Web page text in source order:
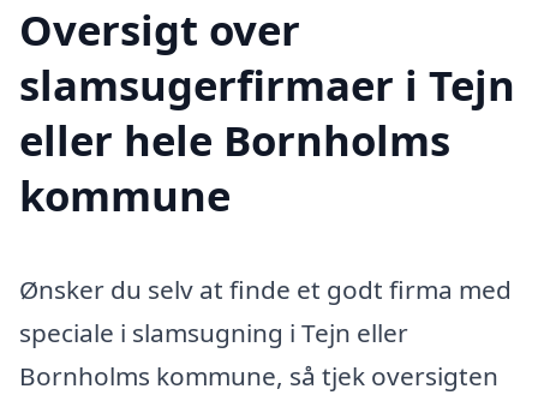
Oversigt over
slamsugerfirmaer i Tejn
eller hele Bornholms
kommune
Ønsker du selv at finde et godt firma med
speciale i slamsugning i Tejn eller
Bornholms kommune, så tjek oversigten